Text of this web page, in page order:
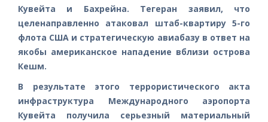
Кувейта и Бахрейна. Тегеран заявил, что
целенаправленно атаковал штаб-квартиру 5-го
флота США и стратегическую авиабазу в ответ на
якобы американское нападение вблизи острова
Кешм.
В результате этого террористического акта
инфраструктура Международного аэропорта
Кувейта получила серьезный материальный